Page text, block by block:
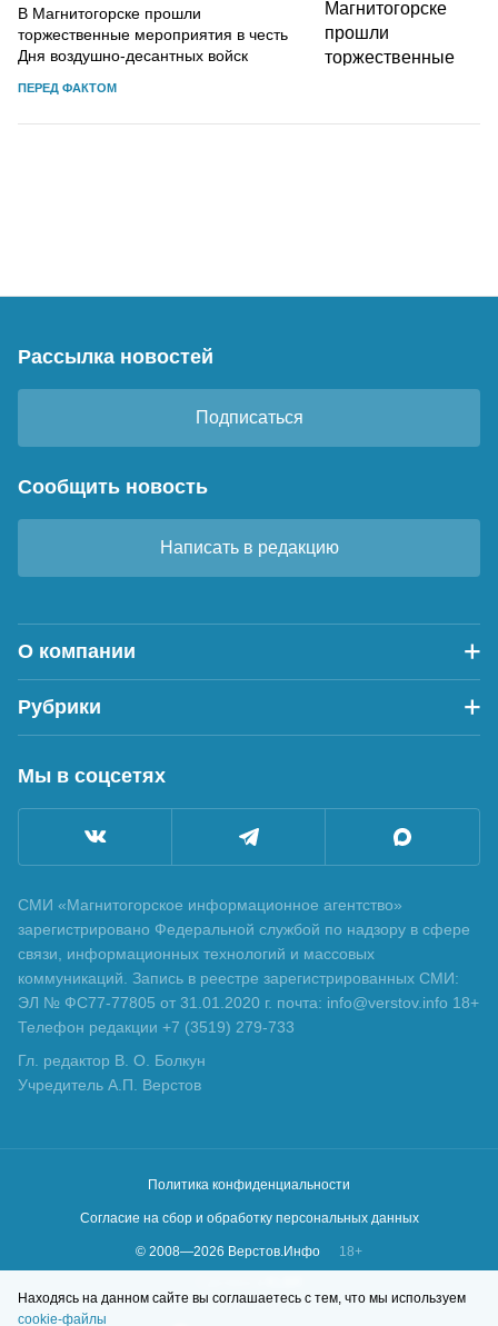
В Магнитогорске прошли
торжественные мероприятия в честь
Дня воздушно-десантных войск
ПЕРЕД ФАКТОМ
Рассылка новостей
Подписаться
Сообщить новость
Написать в редакцию
О компании
Рубрики
Мы в соцсетях
СМИ «Магнитогорское информационное агентство»
зарегистрировано Федеральной службой по надзору в сфере
связи, информационных технологий и массовых
коммуникаций. Запись в реестре зарегистрированных СМИ:
ЭЛ № ФС77-77805 от 31.01.2020 г. почта: info@verstov.info 18+
Телефон редакции +7 (3519) 279-733
Гл. редактор В. О. Болкун
Учредитель А.П. Верстов
Политика конфиденциальности
Согласие на сбор и обработку персональных данных
© 2008—2026 Верстов.Инфо
18+
Находясь на данном сайте вы соглашаетесь с тем, что мы используем
cookie-файлы